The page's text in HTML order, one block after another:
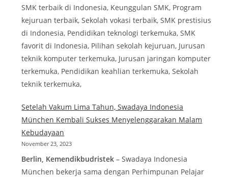
SMK terbaik di Indonesia, Keunggulan SMK, Program
kejuruan terbaik, Sekolah vokasi terbaik, SMK prestisius
di Indonesia, Pendidikan teknologi terkemuka, SMK
favorit di Indonesia, Pilihan sekolah kejuruan, Jurusan
teknik komputer terkemuka, Jurusan jaringan komputer
terkemuka, Pendidikan keahlian terkemuka, Sekolah
teknik terkemuka,
Setelah Vakum Lima Tahun, Swadaya Indonesia
München Kembali Sukses Menyelenggarakan Malam
Kebudayaan
November 23, 2023
Berlin, Kemendikbudristek – Swadaya Indonesia
München bekerja sama dengan Perhimpunan Pelajar